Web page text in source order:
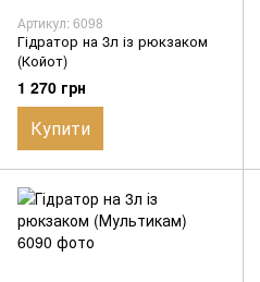
Артикул: 6098
Гідратор на 3л із рюкзаком
(Койот)
1 270 грн
Купити